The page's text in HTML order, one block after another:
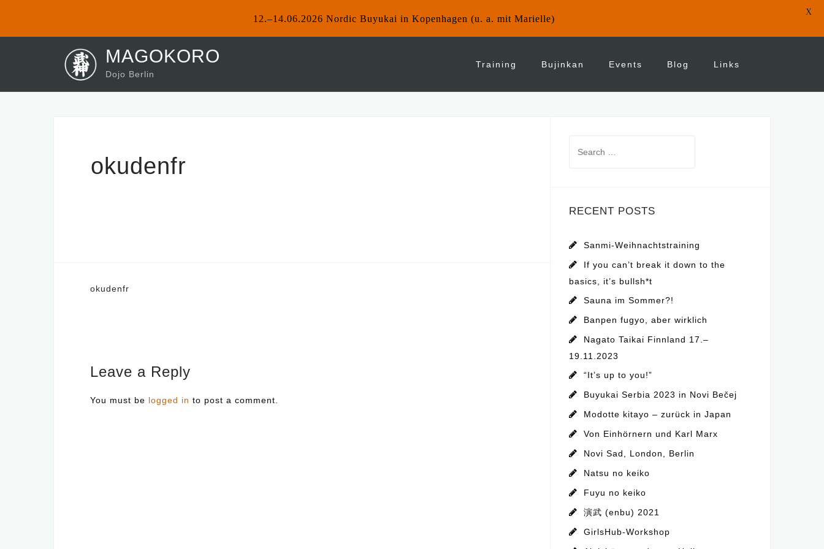
MAGOKORO
Dojo Berlin
Training Bujinkan Events Blog Links
okudenfr
Post
okudenfr
Leave a Reply
You must be logged in to post a comment.
RECENT POSTS
Sanmi-Weihnachtstraining
If you can’t break it down to the
basics, it’s bullsh*t
Sauna im Sommer?!
Banpen fugyo, aber wirklich
Nagato Taikai Finnland 17.–
19.11.2023
“It’s up to you!”
Buyukai Serbia 2023 in Novi Bečej
Modotte kitayo – zurück in Japan
Von Einhörnern und Karl Marx
Novi Sad, London, Berlin
Natsu no keiko
Fuyu no keiko
演武 (enbu) 2021
GirlsHub-Workshop
12.–14.06.2026 Nordic Buyukai in Kopenhagen (u. a. mit Marielle)
X